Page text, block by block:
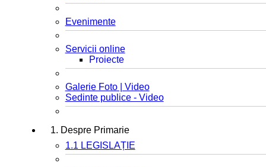
Evenimente
Servicii online
Proiecte
Galerie Foto | Video
Sedinte publice - Video
1. Despre Primarie
1.1 LEGISLAȚIE